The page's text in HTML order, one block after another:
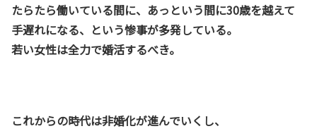
たらたら働いている間に、あっという間に30歳を越えて
手遅れになる、という惨事が多発している。
若い女性は全力で婚活するべき。
これからの時代は非婚化が進んでいくし、